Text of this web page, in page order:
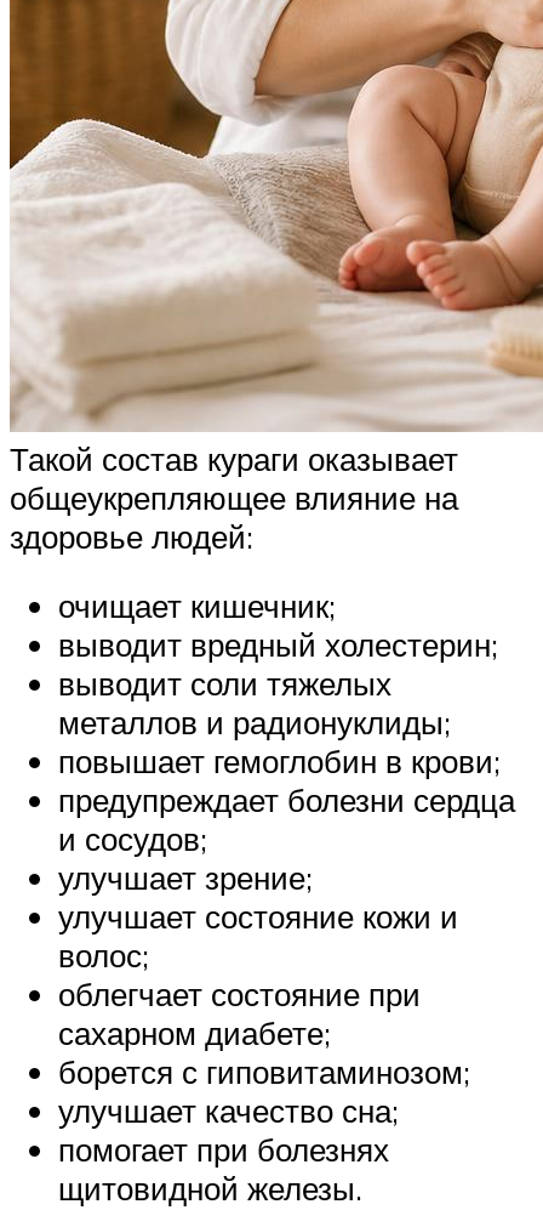
Такой состав кураги оказывает
общеукрепляющее влияние на
здоровье людей:
очищает кишечник;
выводит вредный холестерин;
выводит соли тяжелых
металлов и радионуклиды;
повышает гемоглобин в крови;
предупреждает болезни сердца
и сосудов;
улучшает зрение;
улучшает состояние кожи и
волос;
облегчает состояние при
сахарном диабете;
борется с гиповитаминозом;
улучшает качество сна;
помогает при болезнях
щитовидной железы.